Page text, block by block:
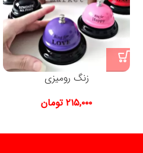
زنگ رومیزی
۲۱۵,۰۰۰ تومان